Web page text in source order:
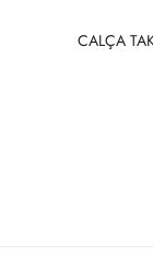
CALÇA